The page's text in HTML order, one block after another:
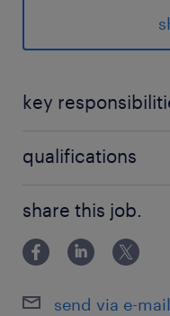
Interesse?
knop, of stuur je
key
te garanderen.
om samen het
Je ondersteunt
en behoeften.
qualifications
(A1/A2, bachelor
Je bent
Je bent een
share this job.
send via e-mail